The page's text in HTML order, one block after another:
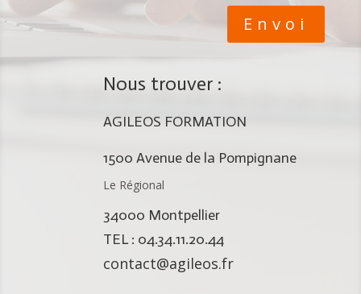
Envoi
Nous trouver :
AGILEOS FORMATION
1500 Avenue de la Pompignane
Le Régional
34000 Montpellier
TEL : 04.34.11.20.44
contact@agileos.fr